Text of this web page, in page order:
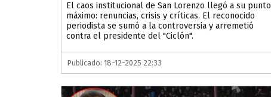
El caos institucional de San Lorenzo llegó a su punto
máximo: renuncias, crisis y críticas. El reconocido
periodista se sumó a la controversia y arremetió
contra el presidente del "Ciclón".
Publicado: 18-12-2025 22:33